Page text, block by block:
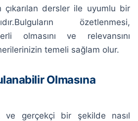
dersler ile uyumlu bir
özetlenmesi,
olmasını ve relevansını
temeli sağlam olur.
Olmasına
ve gerçekçi bir şekilde nasıl